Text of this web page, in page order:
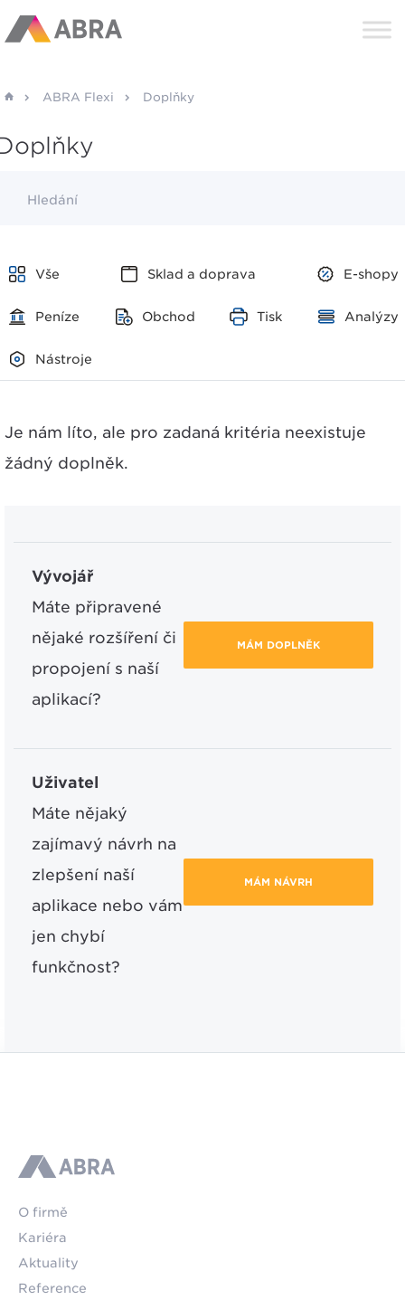
ABRA Flexi Doplňky
Hledání
Vše Sklad a doprava E-shopy
Peníze Obchod Tisk Analýzy
Nástroje
Je nám líto, ale pro zadaná kritéria neexistuje
žádný doplněk.
Vývojář
Máte připravené
nějaké rozšíření či
propojení s naší
aplikací?
MÁM DOPLNĚK
Uživatel
Máte nějaký
zajímavý návrh na
zlepšení naší
aplikace nebo vám
jen chybí
funkčnost?
MÁM NÁVRH
ABRA
O firmě
Kariéra
Aktuality
Reference